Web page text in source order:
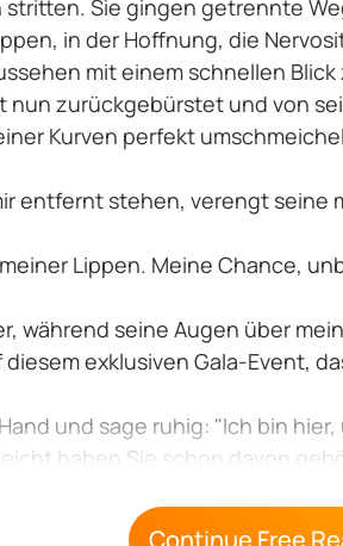
stritten. Sie gingen getrennte
in der Hoffnung, die
mit einem schnellen
zurückgebürstet und von
Kurven perfekt
entfernt stehen, verengt seine
Lippen. Meine Chance,
während seine Augen über
exklusiven Gala-Event,
und sage ruhig: "Ich bin
haben Sie schon davon
Continue Free